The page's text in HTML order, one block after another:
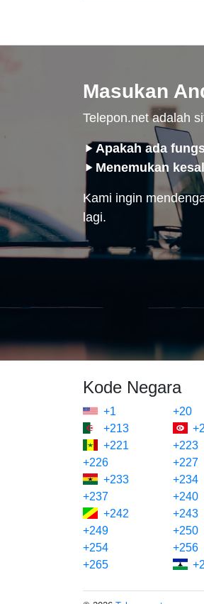
Masukan
Telepon.net adalah
Apakah ada
Menemukan
Kami ingin
lagi.
Kode Negara
+1 +20
+213
+221
+223
+226
+227
+233
+234
+237
+240
+242
+243
+249
+250
+254
+256
+265